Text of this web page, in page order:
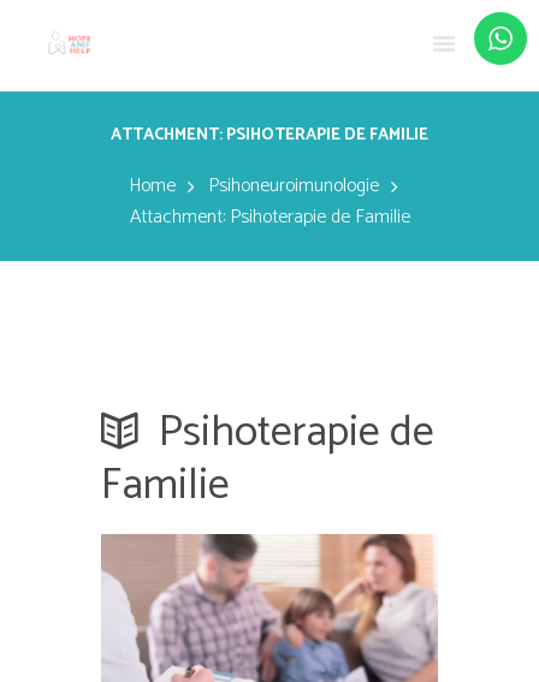
ATTACHMENT: PSIHOTERAPIE DE FAMILIE
Home
Psihoneuroimunologie
Attachment: Psihoterapie de Familie
Psihoterapie de
Familie